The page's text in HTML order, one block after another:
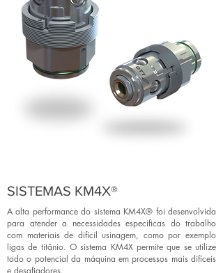
SISTEMAS KM4X®
A alta performance do sistema KM4X® foi desenvolvida
para atender a necessidades especificas do trabalho
com materiais de difícil usinagem, como por exemplo
ligas de titânio. O sistema KM4X permite que se utilize
todo o potencial da máquina em processos mais difíceis
e desafiadores.